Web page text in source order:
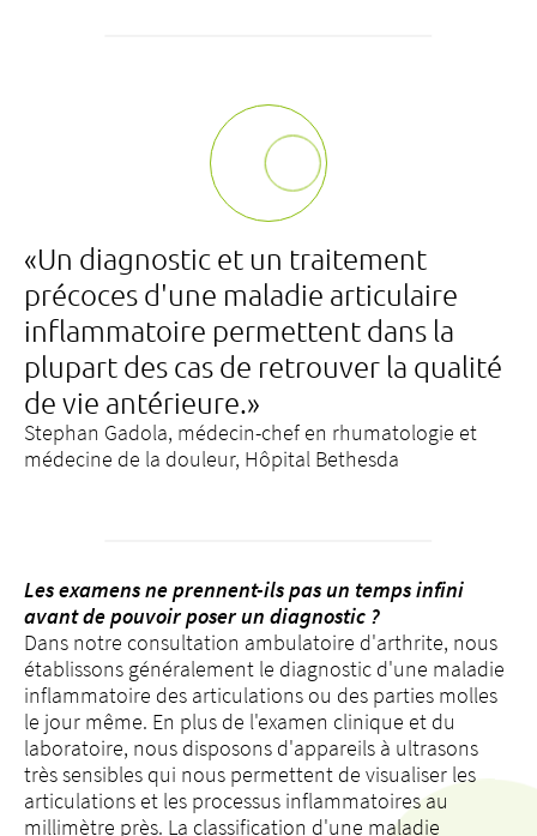
«Un diagnostic et un traitement
précoces d'une maladie articulaire
inflammatoire permettent dans la
plupart des cas de retrouver la qualité
de vie antérieure.»
Stephan Gadola, médecin-chef en rhumatologie et
médecine de la douleur, Hôpital Bethesda
Les examens ne prennent-ils pas un temps infini
avant de pouvoir poser un diagnostic ?
Dans notre consultation ambulatoire d'arthrite, nous
établissons généralement le diagnostic d'une maladie
inflammatoire des articulations ou des parties molles
le jour même. En plus de l'examen clinique et du
laboratoire, nous disposons d'appareils à ultrasons
très sensibles qui nous permettent de visualiser les
articulations et les processus inflammatoires au
millimètre près. La classification d'une maladie